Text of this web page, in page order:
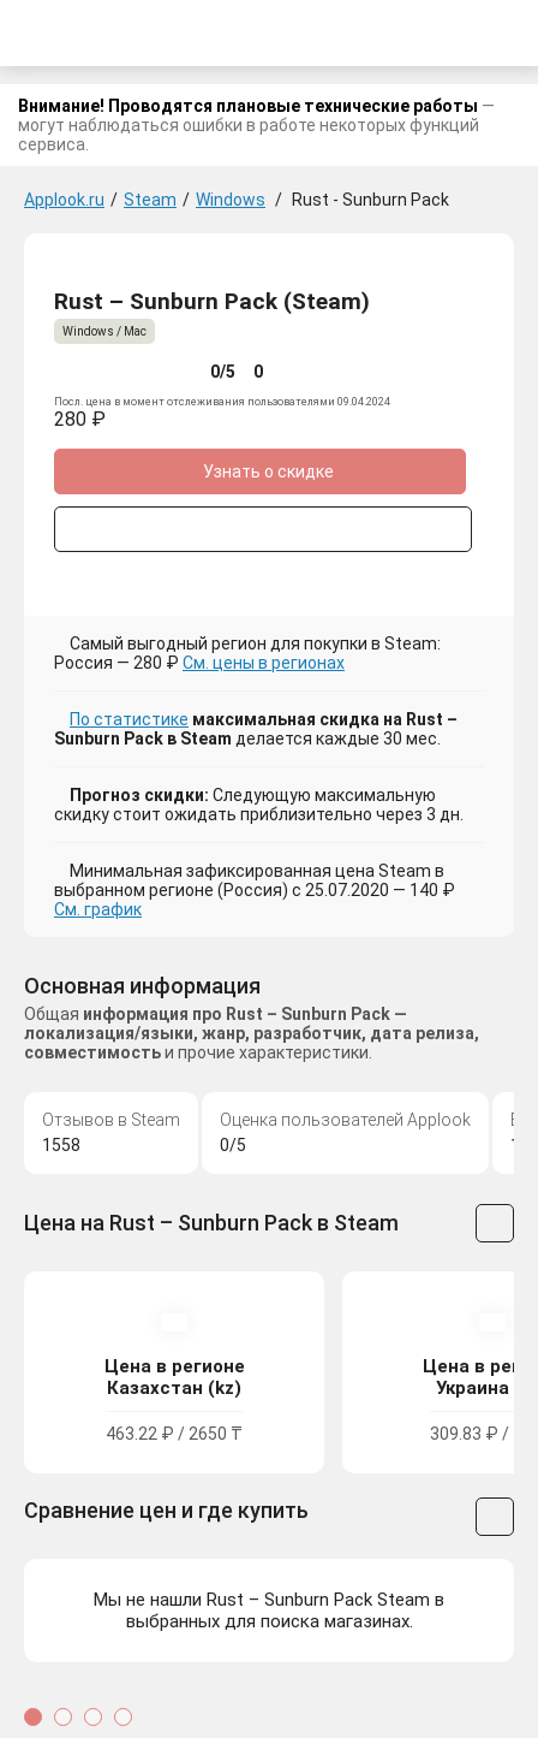
Внимание! Проводятся плановые технические работы —
могут наблюдаться ошибки в работе некоторых функций
сервиса.
Applook.ru / Steam / Windows / Rust - Sunburn Pack
Rust – Sunburn Pack (Steam)
Windows / Mac
0/5 0
Посл. цена в момент отслеживания пользователями 09.04.2024
280 ₽
Узнать о скидке
Самый выгодный регион для покупки в Steam:
Россия — 280 ₽ См. цены в регионах
По статистике максимальная скидка на Rust –
Sunburn Pack в Steam делается каждые 30 мес.
Прогноз скидки: Следующую максимальную
скидку стоит ожидать приблизительно через 3 дн.
Минимальная зафиксированная цена Steam в
выбранном регионе (Россия) с 25.07.2020 — 140 ₽
См. график
Основная информация
Общая информация про Rust – Sunburn Pack —
локализация/языки, жанр, разработчик, дата релиза,
совместимостьи прочие характеристики.
Отзывов в Steam
1558
Оценка пользователей Applook
0/5
Цена на Rust – Sunburn Pack в Steam
Цена в регионе
Казахстан (kz)
463.22 ₽ / 2650 ₸
Цена в
Украина
309.83 ₽ /
Сравнение цен и где купить
Мы не нашли Rust – Sunburn Pack Steam в
выбранных для поиска магазинах.